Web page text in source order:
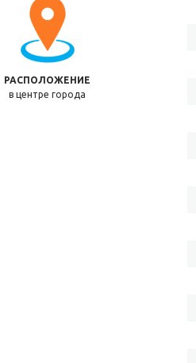
РАСПОЛОЖЕНИЕ
в центре города